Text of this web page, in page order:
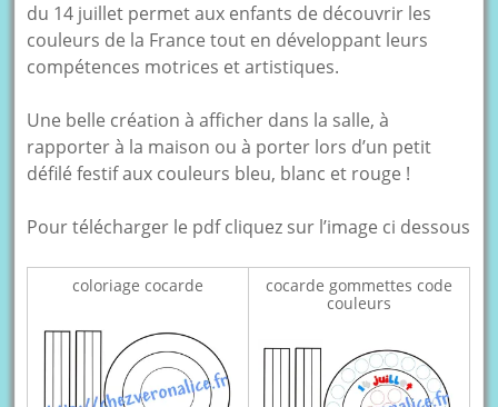
du 14 juillet permet aux enfants de découvrir les
couleurs de la France tout en développant leurs
compétences motrices et artistiques.
Une belle création à afficher dans la salle, à
rapporter à la maison ou à porter lors d’un petit
défilé festif aux couleurs bleu, blanc et rouge !
Pour télécharger le pdf cliquez sur l’image ci dessous
coloriage cocarde
cocarde gommettes code
couleurs